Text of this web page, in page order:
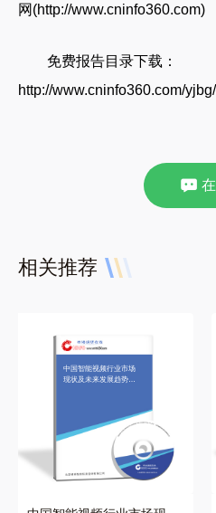
网(http://www.cninfo360.com)
免费报告目录下载：
http://www.cninfo360.com/
相关推荐
中国智能视频行业市场
现状及未来发展趋势研